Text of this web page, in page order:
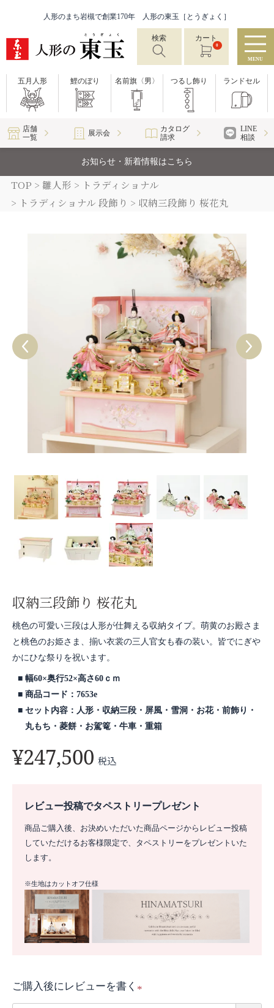
人形のまち岩槻で創業170年 人形の東玉［とうぎょく］
検索 カート
0
MENU
五月人形 鯉のぼり 名前旗〈男〉 つるし飾り ランドセル
店舗
一覧
展示会
カタログ
請求
LINE
相談
お知らせ・新着情報はこちら
TOP 雛人形
トラディショナル
トラディショナル 段飾り
収納三段飾り 桜花丸
収納三段飾り 桜花丸
桃色の可愛い三段は人形が仕舞える収納タイプ。萌黄のお殿さま
と桃色のお姫さま、揃い衣裳の三人官女も春の装い。皆でにぎや
かにひな祭りを祝います。
幅60×奥行52×高さ60ｃｍ
商品コード：7653e
セット内容：人形・収納三段・屏風・雪洞・お花・前飾り・
丸もち・菱餅・お駕篭・牛車・重箱
¥247,500 税込
レビュー投稿でタペストリープレゼント
商品ご購入後、お決めいただいた商品ページからレビュー投稿
していただけるお客様限定で、タペストリーをプレゼントいた
します。
※生地はカットオフ仕様
ご購入後にレビューを書く